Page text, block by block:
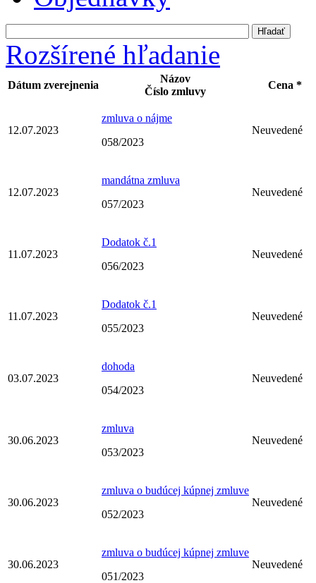
Rozšírené hľadanie
Dátum zverejnenia
Názov
Číslo zmluvy
Cena *
12.07.2023
zmluva o nájme
058/2023
Neuvedené
12.07.2023
mandátna zmluva
057/2023
Neuvedené
11.07.2023
Dodatok č.1
056/2023
Neuvedené
11.07.2023
Dodatok č.1
055/2023
Neuvedené
03.07.2023
dohoda
054/2023
Neuvedené
30.06.2023
zmluva
053/2023
Neuvedené
30.06.2023
zmluva o budúcej kúpnej zmluve
052/2023
Neuvedené
30.06.2023
zmluva o budúcej kúpnej zmluve
051/2023
Neuvedené